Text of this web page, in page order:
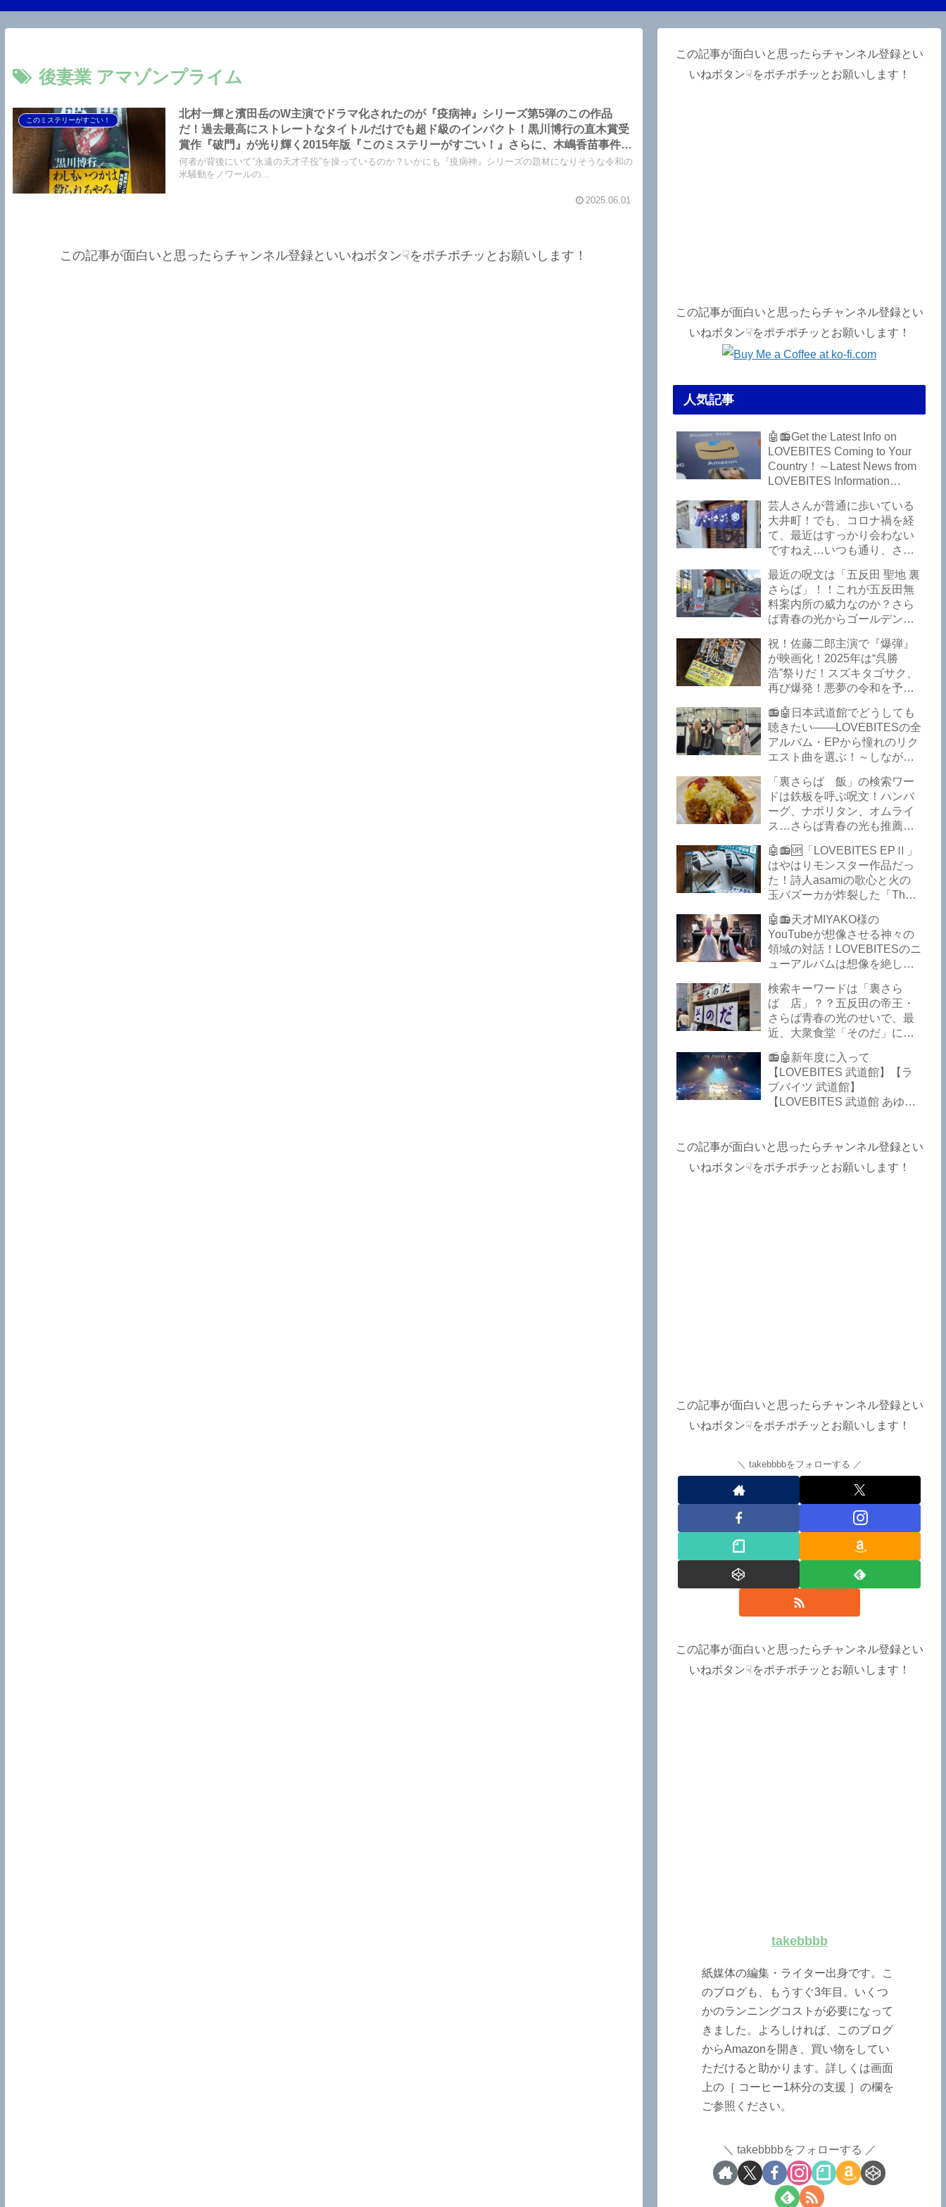
後妻業 アマゾンプライム
このミステリーがすごい！
北村一輝と濱田岳のW主演でドラマ化されたのが『疫病神』シリーズ第5弾のこの作品
だ！過去最高にストレートなタイトルだけでも超ド級のインパクト！黒川博行の直木賞受
賞作『破門』が光り輝く2015年版『このミステリーがすごい！』さらに、木嶋香苗事件の
恐怖が蘇る『後妻業』もこの年だぞ！
何者が背後にいて“永遠の天才子役”を操っているのか？いかにも『疫病神』シリーズの題材になりそうな令和の
米騒動をノワールの...
2025.06.01
この記事が面白いと思ったらチャンネル登録といいねボタン☟をポチポチッとお願いします！
この記事が面白いと思ったらチャンネル登録とい
いねボタン☟をポチポチッとお願いします！
この記事が面白いと思ったらチャンネル登録とい
いねボタン☟をポチポチッとお願いします！
人気記事
🤖📻Get the Latest Info on
LOVEBITES Coming to Your
Country！～Latest News from
LOVEBITES Information
芸人さんが普通に歩いている
大井町！でも、コロナ禍を経
て、最近はすっかり会わない
ですねえ…いつも通り、さぼ
から飲んできました。私以外
にもLOVEBITESファンが数名
いるようですよ笑
最近の呪文は「五反田 聖地 裏
さらば」！！これが五反田無
料案内所の威力なのか？さら
ば青春の光からゴールデンウ
いた！激安の肉の刺し盛りが
美味い！酒もぶっちぎりで安
い！本格焼鳥 五反田「富士
屋」がオープンから３カ月で
ごった返しているぞ！【さら
ば青春の光 五反田 グルメ】
祝！佐藤二郎主演で『爆弾』
が映画化！2025年は“呉勝
浩”祭りだ！スズキタゴサク、
再び爆発！悪夢の令和を予言
２』が不気味な存在感で他を
圧倒した！異形の家族小説
『Q』も文句なしだぞ！～
2025年版「このミステリーが
すごい！」
📻🤖日本武道館でどうしても
聴きたい――LOVEBITESの全
アルバム・EPから憧れのリク
エスト曲を選ぶ！～しながわ
武道館】【ラブバイツ 武道
館】【LOVEBITES 武道館 セ
トリ】【LOVEBITES リクエ
スト曲】【LOVEBITES
Inspire】【LOVEBITES Under
The Red Sky】【LOVEBITES
Epilogue】【LOVEBITES
Today Is The Day】
【LOVEBITES Dystopia
Symphony】【LOVEBITES
My Orion】【LOVEBITES
Lost In The Garden】
【LOVEBITES The Bell In
Of Control】【LOVEBITES
The Eve Of Change】
「裏さらば 飯」の検索ワー
ドは鉄板を呼ぶ呪文！ハンバ
ーグ、ナポリタン、オムライ
ス…さらば青春の光も推薦！
定のお子様ランチを食ってき
たよ！【さらば青春の光 五反
田 グルメ】
🤖📻🆙「LOVEBITES EPⅡ」
はやはりモンスター作品だっ
た！詩人asamiの歌心と火の
玉バズーカが炸裂した「The
のだぞ！～しながわロックラ
ジオ【追記あり】
🤖📻天才MIYAKO様の
YouTubeが想像させる神々の
領域の対話！LOVEBITESのニ
ューアルバムは想像を絶して
玉てやんでい、D-A-Dの新
曲、ブルース・ディッキンソ
ン情報などです～しながわロ
ックラジオ【追記複数あり】
検索キーワードは「裏さら
ば 店」？？五反田の帝王・
さらば青春の光のせいで、最
近、大衆食堂「そのだ」に入
よ…【さらば青春の光 五反田
グルメ】
📻🤖新年度に入って
【LOVEBITES 武道館】【ラ
ブバイツ 武道館】
【LOVEBITES 武道館 あゆ
2025 セトリ】【LOVEBITES
海外の反応】あたりがトレン
ドキーワードのようです。
この記事が面白いと思ったらチャンネル登録とい
いねボタン☟をポチポチッとお願いします！
この記事が面白いと思ったらチャンネル登録とい
いねボタン☟をポチポチッとお願いします！
takebbbbをフォローする
この記事が面白いと思ったらチャンネル登録とい
いねボタン☟をポチポチッとお願いします！
takebbbb
紙媒体の編集・ライター出身です。こ
のブログも、もうすぐ3年目。いくつ
かのランニングコストが必要になって
きました。よろしければ、このブログ
からAmazonを開き、買い物をしてい
ただけると助かります。詳しくは画面
上の［ コーヒー1杯分の支援 ］の欄を
ご参照ください。
takebbbbをフォローする